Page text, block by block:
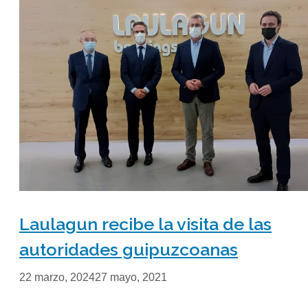
Laulagun recibe la visita de las
autoridades guipuzcoanas
22 marzo, 202427 mayo, 2021